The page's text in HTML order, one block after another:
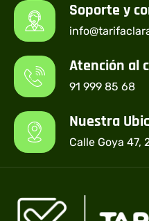
Soporte y
Atención al
91 999 85 68
Nuestra
Calle Goya 47,